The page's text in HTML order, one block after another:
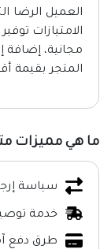
العميل الرضا
الامتيازات
مجانية، إضافة
المتجر بقيمة
ما هي مميزات
سياسة
خدمة
طرق دفع